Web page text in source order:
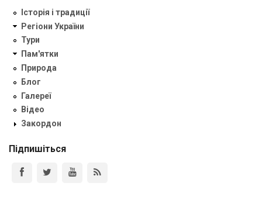
Історія і традиції
Регіони України
Тури
Пам'ятки
Природа
Блог
Галереї
Відео
Закордон
Підпишіться